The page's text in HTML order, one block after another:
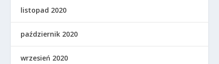
listopad 2020
październik 2020
wrzesień 2020